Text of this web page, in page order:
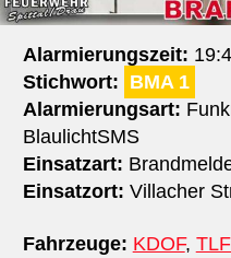
Alarmierungszeit:
Stichwort: BMA 1
Alarmierungsart:
BlaulichtSMS
Einsatzart:
Einsatzort: Villacher
Fahrzeuge: KDOF,